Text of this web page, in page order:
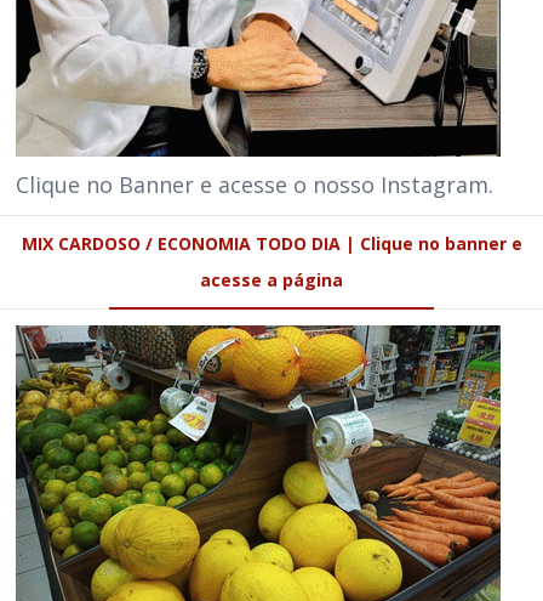
Clique no Banner e acesse o nosso Instagram.
MIX CARDOSO / ECONOMIA TODO DIA | Clique no banner e
acesse a página